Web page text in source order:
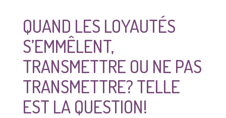
QUAND LES LOYAUTÉS
S’EMMÊLENT,
TRANSMETTRE OU NE PAS
TRANSMETTRE? TELLE
EST LA QUESTION!